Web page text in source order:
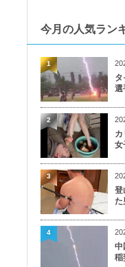
今月の人気ラン
選
1
女
2
登
た
3
中
稲
4